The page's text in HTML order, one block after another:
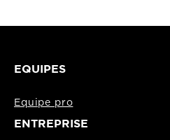
EQUIPES
Equipe pro
ENTREPRISE